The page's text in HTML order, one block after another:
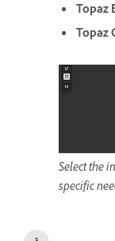
Topaz
Topaz
Select the
specific